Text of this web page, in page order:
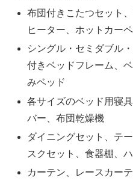
布団付きこたつセット
ヒーター、ホットカー
シングル・セミダブル
付きベッドフレーム、
みベッド
各サイズのベッド用寝
バー、布団乾燥機
ダイニングセット、テ
スクセット、食器棚、
カーテン、レースカー